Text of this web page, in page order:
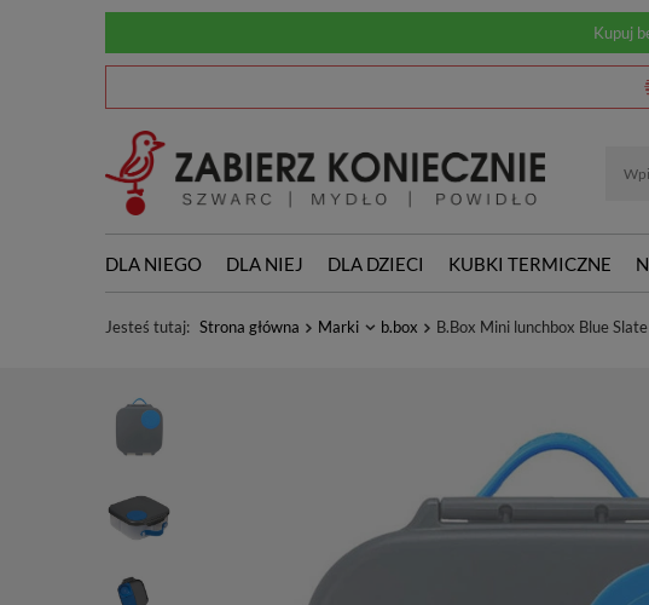
Kupuj
DLA NIEGO DLA NIEJ DLA DZIECI KUBKI TERMICZNE
Jesteś tutaj: Strona główna Marki b.box B.Box Mini lunchbox Blue Slate